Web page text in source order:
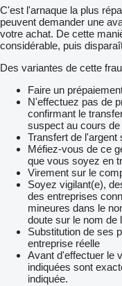
C'est l'arnaque la plus
peuvent demander une
votre achat. De cette
considérable, puis
Des variantes de cette
Faire un
N'effectuez pas de
confirmant le
suspect au cours
Transfert de
Méfiez-vous de ce
que vous soyez en
Virement sur le
Soyez vigilant(e),
des entreprises
mineures dans le
doute sur le nom de
Substitution de ses
entreprise réelle
Avant d'effectuer le
indiquées sont
indiquée.